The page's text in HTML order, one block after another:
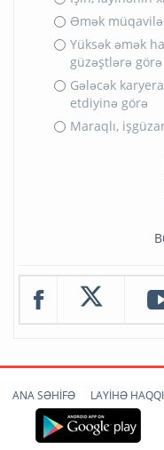
Əmək
Yüksək əmək
güzəştlərə görə
Gələcək
etdiyinə görə
Maraqlı,
ANA SƏHİFƏ LAYİHƏ